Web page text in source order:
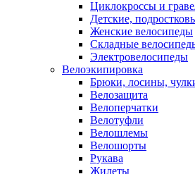
Циклокроссы и
Детские,
Женские велосипеды
Складные
Электровелосипеды
Велоэкипировка
Брюки, лосины,
Велозащита
Велоперчатки
Велотуфли
Велошлемы
Велошорты
Рукава
Жилеты